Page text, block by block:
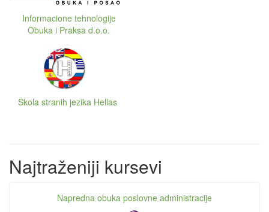
Informacione tehnologije
Obuka i Praksa d.o.o.
Škola stranih jezika Hellas
Najtraženiji kursevi
Napredna obuka poslovne administracije